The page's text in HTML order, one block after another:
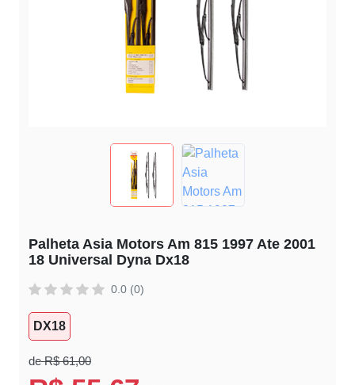
Palheta Asia Motors Am 815 1997 Ate 2001
18 Universal Dyna Dx18
0.0 (0)
DX18
deR$ 61,00